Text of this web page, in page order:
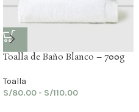
Toalla de Baño Blanco – 700g
Toalla
S/80.00 - S/110.00